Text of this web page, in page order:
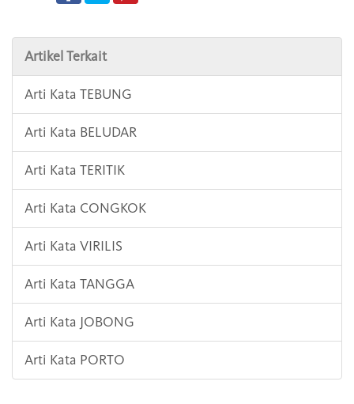
Artikel Terkait
Arti Kata TEBUNG
Arti Kata BELUDAR
Arti Kata TERITIK
Arti Kata CONGKOK
Arti Kata VIRILIS
Arti Kata TANGGA
Arti Kata JOBONG
Arti Kata PORTO